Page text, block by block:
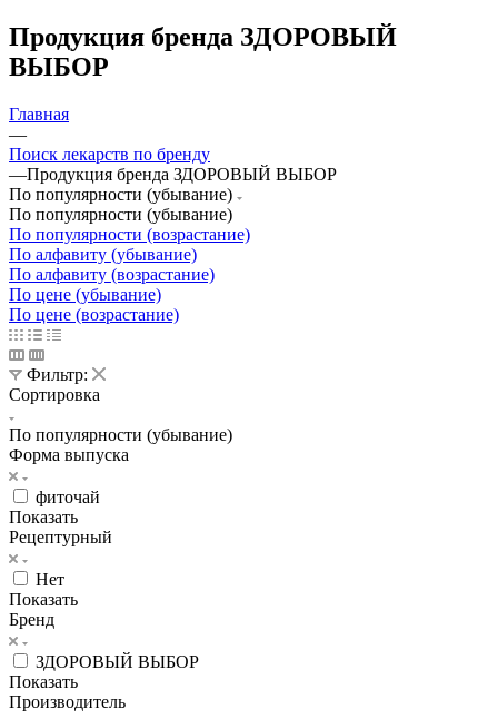
Продукция бренда ЗДОРОВЫЙ
ВЫБОР
Главная
—
Поиск лекарств по бренду
—Продукция бренда ЗДОРОВЫЙ ВЫБОР
По популярности (убывание)
По популярности (убывание)
По популярности (возрастание)
По алфавиту (убывание)
По алфавиту (возрастание)
По цене (убывание)
По цене (возрастание)
Фильтр:
Сортировка
По популярности (убывание)
Форма выпуска
фиточай
Показать
Рецептурный
Нет
Показать
Бренд
ЗДОРОВЫЙ ВЫБОР
Показать
Производитель